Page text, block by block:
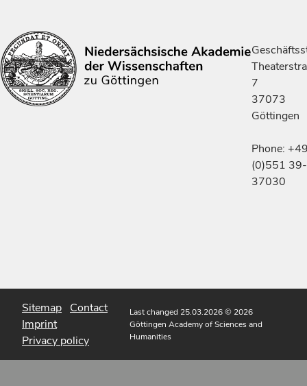
7
37073
Göttingen
Phone:
(0)551 39-
37030
Sitemap Contact
Imprint
Privacy policy
Last changed 25.03.2026© 2026
Göttingen Academy of Sciences and
Humanities